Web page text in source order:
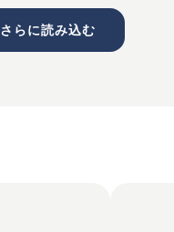
さらに読み込む